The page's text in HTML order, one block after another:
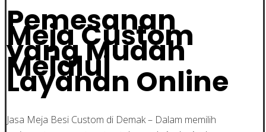
Pemesanan
Meja Custom
yang Mudah
Melalui
Layanan Online
Jasa Meja Besi Custom di Demak – Dalam memilih